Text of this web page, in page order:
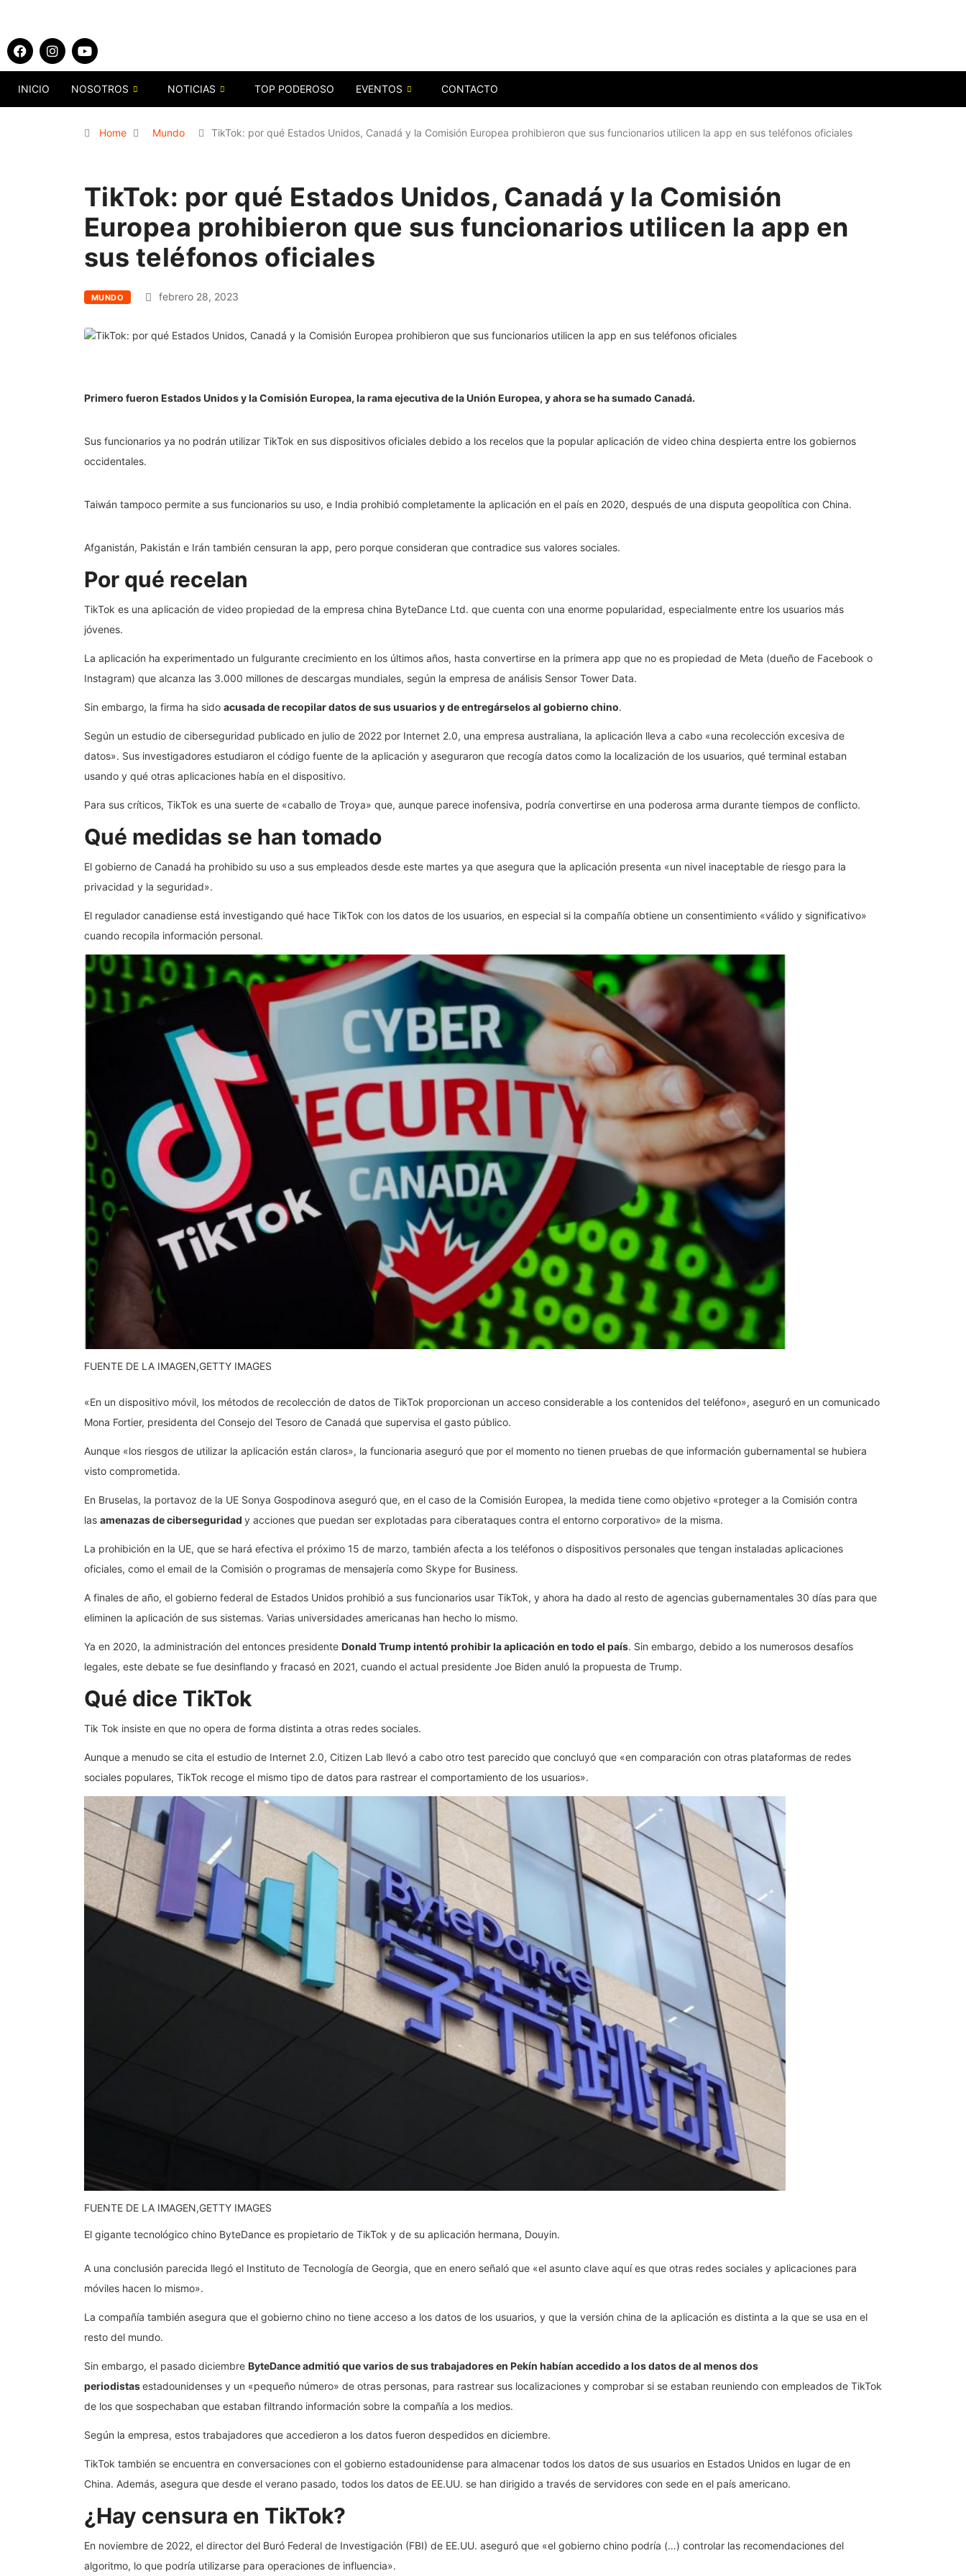
INICIO NOSOTROS NOTICIAS TOP PODEROSO EVENTOS CONTACTO
Home Mundo TikTok: por qué Estados Unidos, Canadá y la Comisión Europea prohibieron que sus funcionarios utilicen la app en sus teléfonos oficiales
TikTok: por qué Estados Unidos, Canadá y la Comisión
Europea prohibieron que sus funcionarios utilicen la app en
sus teléfonos oficiales
MUNDO febrero 28, 2023
Primero fueron Estados Unidos y la Comisión Europea, la rama ejecutiva de la Unión Europea, y ahora se ha sumado Canadá.
Sus funcionarios ya no podrán utilizar TikTok en sus dispositivos oficiales debido a los recelos que la popular aplicación de video china despierta entre los gobiernos
occidentales.
Taiwán tampoco permite a sus funcionarios su uso, e India prohibió completamente la aplicación en el país en 2020, después de una disputa geopolítica con China.
Afganistán, Pakistán e Irán también censuran la app, pero porque consideran que contradice sus valores sociales.
Por qué recelan
TikTok es una aplicación de video propiedad de la empresa china ByteDance Ltd. que cuenta con una enorme popularidad, especialmente entre los usuarios más
jóvenes.
La aplicación ha experimentado un fulgurante crecimiento en los últimos años, hasta convertirse en la primera app que no es propiedad de Meta (dueño de Facebook o
Instagram) que alcanza las 3.000 millones de descargas mundiales, según la empresa de análisis Sensor Tower Data.
Sin embargo, la firma ha sido acusada de recopilar datos de sus usuarios y de entregárselos al gobierno chino.
Según un estudio de ciberseguridad publicado en julio de 2022 por Internet 2.0, una empresa australiana, la aplicación lleva a cabo «una recolección excesiva de
datos». Sus investigadores estudiaron el código fuente de la aplicación y aseguraron que recogía datos como la localización de los usuarios, qué terminal estaban
usando y qué otras aplicaciones había en el dispositivo.
Para sus críticos, TikTok es una suerte de «caballo de Troya» que, aunque parece inofensiva, podría convertirse en una poderosa arma durante tiempos de conflicto.
Qué medidas se han tomado
El gobierno de Canadá ha prohibido su uso a sus empleados desde este martes ya que asegura que la aplicación presenta «un nivel inaceptable de riesgo para la
privacidad y la seguridad».
El regulador canadiense está investigando qué hace TikTok con los datos de los usuarios, en especial si la compañía obtiene un consentimiento «válido y significativo»
cuando recopila información personal.
FUENTE DE LA IMAGEN,GETTY IMAGES
«En un dispositivo móvil, los métodos de recolección de datos de TikTok proporcionan un acceso considerable a los contenidos del teléfono», aseguró en un comunicado
Mona Fortier, presidenta del Consejo del Tesoro de Canadá que supervisa el gasto público.
Aunque «los riesgos de utilizar la aplicación están claros», la funcionaria aseguró que por el momento no tienen pruebas de que información gubernamental se hubiera
visto comprometida.
En Bruselas, la portavoz de la UE Sonya Gospodinova aseguró que, en el caso de la Comisión Europea, la medida tiene como objetivo «proteger a la Comisión contra
las amenazas de ciberseguridad y acciones que puedan ser explotadas para ciberataques contra el entorno corporativo» de la misma.
La prohibición en la UE, que se hará efectiva el próximo 15 de marzo, también afecta a los teléfonos o dispositivos personales que tengan instaladas aplicaciones
oficiales, como el email de la Comisión o programas de mensajería como Skype for Business.
A finales de año, el gobierno federal de Estados Unidos prohibió a sus funcionarios usar TikTok, y ahora ha dado al resto de agencias gubernamentales 30 días para que
eliminen la aplicación de sus sistemas. Varias universidades americanas han hecho lo mismo.
Ya en 2020, la administración del entonces presidente Donald Trump intentó prohibir la aplicación en todo el país. Sin embargo, debido a los numerosos desafíos
legales, este debate se fue desinflando y fracasó en 2021, cuando el actual presidente Joe Biden anuló la propuesta de Trump.
Qué dice TikTok
Tik Tok insiste en que no opera de forma distinta a otras redes sociales.
Aunque a menudo se cita el estudio de Internet 2.0, Citizen Lab llevó a cabo otro test parecido que concluyó que «en comparación con otras plataformas de redes
sociales populares, TikTok recoge el mismo tipo de datos para rastrear el comportamiento de los usuarios».
FUENTE DE LA IMAGEN,GETTY IMAGES
El gigante tecnológico chino ByteDance es propietario de TikTok y de su aplicación hermana, Douyin.
A una conclusión parecida llegó el Instituto de Tecnología de Georgia, que en enero señaló que «el asunto clave aquí es que otras redes sociales y aplicaciones para
móviles hacen lo mismo».
La compañía también asegura que el gobierno chino no tiene acceso a los datos de los usuarios, y que la versión china de la aplicación es distinta a la que se usa en el
resto del mundo.
Sin embargo, el pasado diciembre ByteDance admitió que varios de sus trabajadores en Pekín habían accedido a los datos de al menos dos
periodistasestadounidenses y un «pequeño número» de otras personas, para rastrear sus localizaciones y comprobar si se estaban reuniendo con empleados de TikTok
de los que sospechaban que estaban filtrando información sobre la compañía a los medios.
Según la empresa, estos trabajadores que accedieron a los datos fueron despedidos en diciembre.
TikTok también se encuentra en conversaciones con el gobierno estadounidense para almacenar todos los datos de sus usuarios en Estados Unidos en lugar de en
China. Además, asegura que desde el verano pasado, todos los datos de EE.UU. se han dirigido a través de servidores con sede en el país americano.
¿Hay censura en TikTok?
En noviembre de 2022, el director del Buró Federal de Investigación (FBI) de EE.UU. aseguró que «el gobierno chino podría (…) controlar las recomendaciones del
algoritmo, lo que podría utilizarse para operaciones de influencia».